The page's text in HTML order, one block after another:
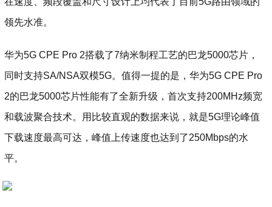
领先水准。
华为5G CPE Pro 2搭载了7纳米制程工艺的巴龙5000芯片，
同时支持SA/NSA双模5G。值得一提的是，华为5G CPE Pro
2的巴龙5000芯片性能有了全新升级，首次支持200MHz频宽
和载波聚合技术。用比较直观的数据来说，就是5G理论峰值
下载速度最高可达，峰值上传速度也达到了250Mbps的水
平。